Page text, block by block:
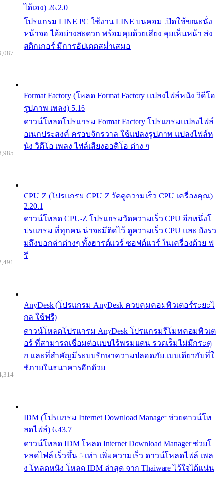
ได้เอง) 26.2.0
โปรแกรม LINE PC ใช้งาน LINE บนคอม เปิดใช้ขณะนั่ง
หน้าจอ ได้อย่างสะดวก พร้อมคุยด้วยเสียง คุยเห็นหน้า ส่ง
สติกเกอร์ มีการอัปเดตสม่ำเสมอ
Format Factory (โหลด Format Factory แปลงไฟล์หนัง วิดีโอ
รูปภาพ เพลง) 5.16
ดาวน์โหลดโปรแกรม Format Factory โปรแกรมแปลงไฟล์
อเนกประสงค์ ครอบจักรวาล ใช้แปลงรูปภาพ แปลงไฟล์ห
นัง วิดีโอ เพลง ไฟล์เสียงออดิโอ ต่าง ๆ
CPU-Z (โปรแกรม CPU-Z วัดดูความเร็ว CPU เครื่องคุณ)
2.20.1
ดาวน์โหลด CPU-Z โปรแกรมวัดความเร็ว CPU อีกหนึ่งโ
ปรแกรม ที่ทุกคน น่าจะมีติดไว้ ดูความเร็ว CPU และ ยังรว
มถึงบอกค่าต่างๆ ทั้งฮารด์แวร์ ซอฟต์แวร์ ในเครื่องด้วย ฟ
รี
AnyDesk (โปรแกรม AnyDesk ควบคุมคอมพิวเตอร์ระยะไ
กล ใช้ฟรี)
ดาวน์โหลดโปรแกรม AnyDesk โปรแกรมรีโมทคอมพิวเต
อร์ ที่สามารถเชื่อมต่อแบบไร้พรมแดน รวดเร็มไม่มีกระตุ
ก และที่สำคัญมีระบบรักษาความปลอดภัยแบบเดียวกับที่ใ
ช้ภายในธนาคารอีกด้วย
IDM (โปรแกรม Internet Download Manager ช่วยดาวน์โห
ลดไฟล์) 6.43.7
ดาวน์โหลด IDM โหลด Internet Download Manager ช่วยโ
หลดไฟล์ เร็วขึ้น 5 เท่า เพิ่มความเร็ว ดาวน์โหลดไฟล์ เพล
ง โหลดหนัง โหลด IDM ล่าสุด จาก Thaiware ไว้ใจได้แน่น